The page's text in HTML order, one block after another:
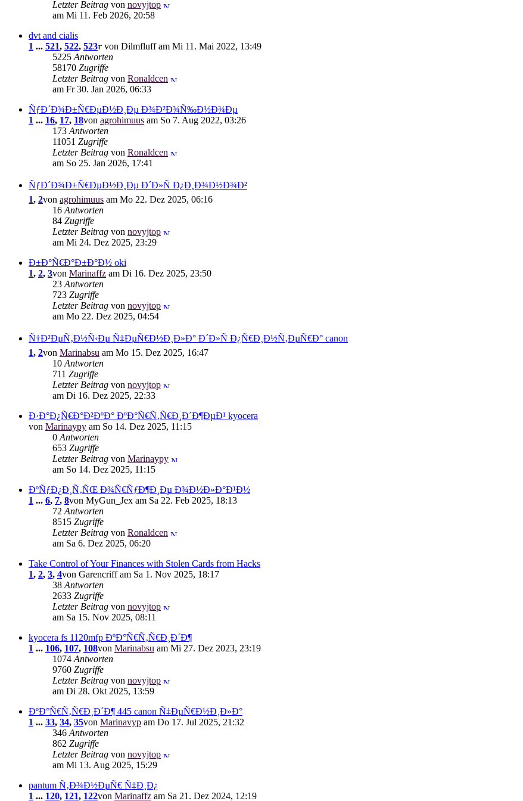
Letzter Beitrag von novyjtop
am Mi 11. Feb 2026, 20:58
dvt and cialis
1 ... 521, 522, 523
von Dilmfluff am Mi 11. Mai 2022, 13:49
5225 Antworten
58170 Zugriffe
Letzter Beitrag von Ronaldcen
am Fr 30. Jan 2026, 06:33
ÑƒÐ´Ð¾Ð±Ñ€ÐµÐ½Ð¸Ðµ Ð¾Ð²Ð¾Ñ‰Ð½Ð¾Ðµ
1 ... 16, 17, 18von agrohimuus am So 7. Aug 2022, 03:26
173 Antworten
11051 Zugriffe
Letzter Beitrag von Ronaldcen
am So 25. Jan 2026, 17:41
ÑƒÐ´Ð¾Ð±Ñ€ÐµÐ½Ð¸Ðµ Ð´Ð»Ñ Ð¿Ð¸Ð¾Ð½Ð¾Ð²
1, 2von agrohimuus am Mo 22. Dez 2025, 06:16
16 Antworten
84 Zugriffe
Letzter Beitrag von novyjtop
am Mi 24. Dez 2025, 23:29
Ð±Ð°Ñ€Ð°Ð±Ð°Ð½ oki
1, 2, 3von Marinaffz am Di 16. Dez 2025, 23:50
23 Antworten
723 Zugriffe
Letzter Beitrag von novyjtop
am Mo 22. Dez 2025, 04:54
Ñ†Ð²ÐµÑ‚Ð½Ñ‹Ðµ Ñ‡ÐµÑ€Ð½Ð¸Ð»Ð° Ð´Ð»Ñ Ð¿Ñ€Ð¸Ð½Ñ‚ÐµÑ€Ð° canon
1, 2von Marinabsu am Mo 15. Dez 2025, 16:47
10 Antworten
711 Zugriffe
Letzter Beitrag von novyjtop
am Di 16. Dez 2025, 22:33
Ð·Ð°Ð¿Ñ€Ð°Ð²ÐºÐ° ÐºÐ°Ñ€Ñ‚Ñ€Ð¸Ð´Ð¶ÐµÐ¹ kyocera
von Marinaypy am So 14. Dez 2025, 11:15
0 Antworten
653 Zugriffe
Letzter Beitrag von Marinaypy
am So 14. Dez 2025, 11:15
ÐºÑƒÐ¿Ð¸Ñ‚ÑŒ Ð¾Ñ€ÑƒÐ¶Ð¸Ðµ Ð¾Ð½Ð»Ð°Ð¹Ð½
1 ... 6, 7, 8von MyGun_Jex am Sa 22. Feb 2025, 18:13
72 Antworten
8515 Zugriffe
Letzter Beitrag von Ronaldcen
am Sa 6. Dez 2025, 06:20
Take Control of Your Finances with Stolen Cards from Hacks
1, 2, 3, 4von Garencriff am Sa 1. Nov 2025, 18:17
38 Antworten
2633 Zugriffe
Letzter Beitrag von novyjtop
am Sa 15. Nov 2025, 08:11
kyocera fs 1120mfp ÐºÐ°Ñ€Ñ‚Ñ€Ð¸Ð´Ð¶
1 ... 106, 107, 108von Marinabsu am Mi 27. Dez 2023, 23:19
1074 Antworten
9760 Zugriffe
Letzter Beitrag von novyjtop
am Di 28. Okt 2025, 13:59
ÐºÐ°Ñ€Ñ‚Ñ€Ð¸Ð´Ð¶ 445 canon Ñ‡ÐµÑ€Ð½Ð¸Ð»Ð°
1 ... 33, 34, 35von Marinavyp am Do 17. Jul 2025, 21:32
346 Antworten
862 Zugriffe
Letzter Beitrag von novyjtop
am Mi 13. Aug 2025, 15:29
pantum Ñ‚Ð¾Ð½ÐµÑ€ Ñ‡Ð¸Ð¿
1 ... 120, 121, 122von Marinaffz am Sa 21. Dez 2024, 12:19